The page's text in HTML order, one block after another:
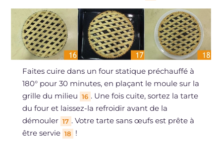
Faites cuire dans un four statique préchauffé à
180° pour 30 minutes, en plaçant le moule sur la
grille du milieu 16 . Une fois cuite, sortez la tarte
du four et laissez-la refroidir avant de la
démouler 17 . Votre tarte sans œufs est prête à
être servie 18 !